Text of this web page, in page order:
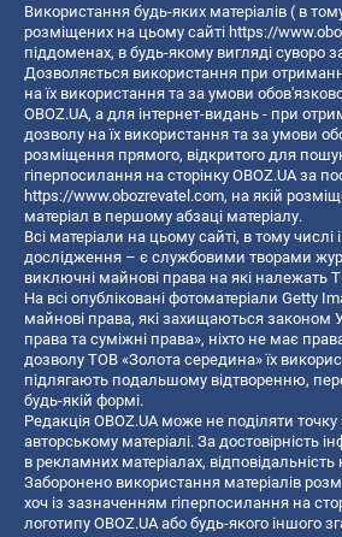
Використання будь-яких матеріалів ( в
розміщених на цьому сайті https://
піддоменах, в будь-якому вигляді суворо
Дозволяється використання при
на їх використання та за умови
OBOZ.UA, а для інтернет-видань - при
дозволу на їх використання та за умови
розміщення прямого, відкритого для
гіперпосилання на сторінку OBOZ.UA за
https://www.obozrevatel.com, на якій
матеріал в першому абзаці матеріалу.
Всі матеріали на цьому сайті, в тому числі
дослідження – є службовими творами
виключні майнові права на які належать
На всі опубліковані фотоматеріали Getty
майнові права, які захищаються законом
права та суміжні права», ніхто не має
дозволу ТОВ «Золота середина» їх
підлягають подальшому відтворенню,
будь-якій формі.
Редакція OBOZ.UA може не поділяти
авторському матеріалі. За достовірність
в рекламних матеріалах,
Заборонено використання матеріалів
хоч із зазначенням гіперпосилання на
логотипу OBOZ.UA або будь-якого іншого